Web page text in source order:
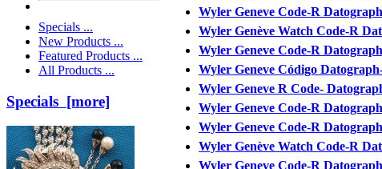
Specials ...
New Products ...
Featured Products ...
All Products ...
Specials [more]
Wyler Geneve Code-R
Wyler Genève Watch Code-R
Wyler Geneve Code-R
Wyler Geneve Código
Wyler Geneve R Code-
Wyler Geneve Code-R
Wyler Geneve Code-R
Wyler Genève Watch Code-R
Wyler Geneve Code-R